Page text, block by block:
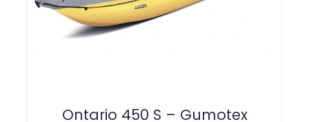
Ontario 450 S – Gumotex